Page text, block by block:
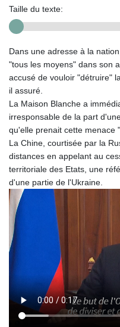
Taille du texte:
Dans une adresse à la
"tous les moyens" dans son
accusé de vouloir "détruire"
il assuré.
La Maison Blanche a
irresponsable de la part
qu'elle prenait cette menace
La Chine, courtisée par la
distances en appelant au
territoriale des Etats, une
d'une partie de l'Ukraine.